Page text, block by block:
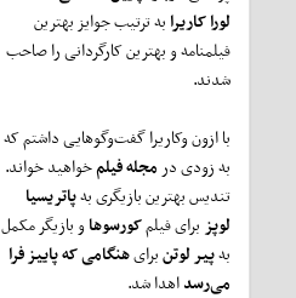
لورا کاریرا به ترتیب جوایز بهترین
فیلمنامه و بهترین کارگردانی را صاحب
شدند.
با ازون و‌کاریرا گفت‌وگوهایی داشتم که
به زودی در مجله فیلمخواهید خواند.
تندیس بهترین بازیگری بهپاتریسیا
لوپز برای فیلمکورسوها‌و بازیگر مکمل
بهپیر لوتنبرایهنگامی که پاییز فرا
می‌رسداهدا شد.